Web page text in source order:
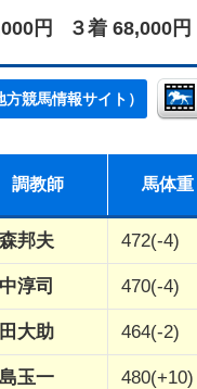
円 ３着 68,000円
競馬情報サイト）
調教師 馬体重
邦夫 472(-4)
淳司 470(-4)
大助 464(-2)
玉一 480(+10)